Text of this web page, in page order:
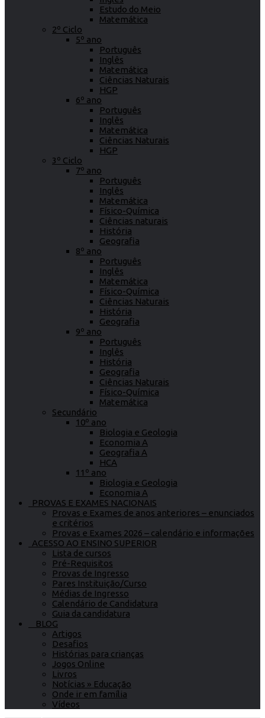
Estudo do Meio
Matemática
2º Ciclo
5º ano
Português
Inglês
Matemática
Ciências Naturais
HGP
6º ano
Português
Inglês
Matemática
Ciências Naturais
HGP
3º Ciclo
7º ano
Português
Inglês
Matemática
Físico-Química
Ciências naturais
História
Geografia
8º ano
Português
Inglês
Matemática
Físico-Química
Ciências Naturais
História
Geografia
9º ano
Português
Inglês
História
Geografia
Ciências Naturais
Físico-Química
Matemática
Secundário
10º ano
Biologia e Geologia
Economia A
Geografia A
HCA
11º ano
Biologia e Geologia
Economia A
PROVAS E EXAMES NACIONAIS
Provas e Exames de anos anteriores – enunciados
e critérios
Provas e Exames 2026 – calendário e informações
ACESSO AO ENSINO SUPERIOR
Lista de cursos
Pré-Requisitos
Provas de Ingresso
Pares Instituição/Curso
Médias de Ingresso
Calendário de Candidatura
Guia da candidatura
BLOG
Artigos
Desafios
Histórias para crianças
Jogos Online
Livros
Notícias » Educação
Onde ir em família
Vídeos